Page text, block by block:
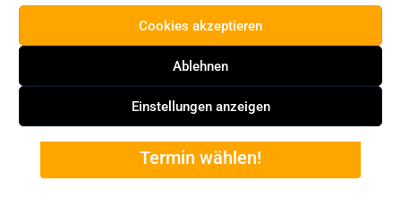
Cookies akzeptieren
Ablehnen
Einstellungen anzeigen
„was“ sie tun sollen, „was“ wichtig ist. Das
„wie“ gibt es in deinen Produkten.
Hast du Fragen? Brauchst du eine
individuelle Beratung? JETZT
Termin wählen!